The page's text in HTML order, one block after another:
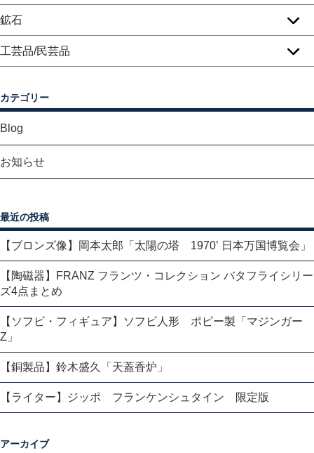
鉱石
工芸品/民芸品
カテゴリー
Blog
お知らせ
最近の投稿
【ブロンズ像】岡本太郎「太陽の塔 1970’ 日本万国博覧会」
【陶磁器】FRANZ フランツ・コレクション バタフライシリー
ズ4点まとめ
【ソフビ・フィギュア】ソフビ人形 ポピー製「マジンガー
Z」
【銅製品】鈴木盛久「天蓋香炉」
【ライター】ジッポ フランケンシュタイン 限定版
アーカイブ